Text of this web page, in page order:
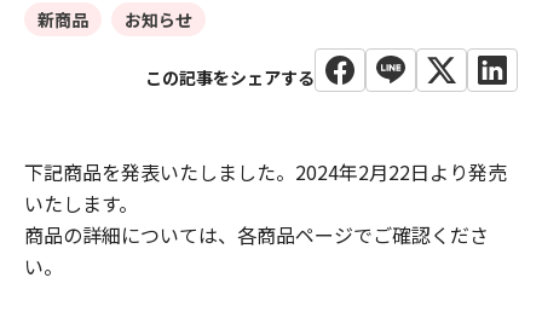
新商品 お知らせ
下記商品を発表いたしました。2024年2月22日より発売
いたします。
商品の詳細については、各商品ページでご確認くださ
い。